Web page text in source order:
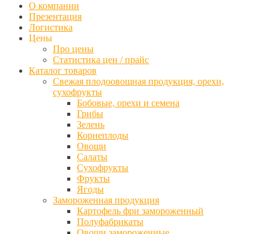
О компании
Презентация
Логистика
Цены
Про цены
Статистика цен / прайс
Каталог товаров
Свежая плодоовощная продукция, орехи,
сухофрукты
Бобовые, орехи и семена
Грибы
Зелень
Корнеплоды
Овощи
Салаты
Сухофрукты
Фрукты
Ягоды
Замороженная продукция
Картофель фри замороженный
Полуфабрикаты